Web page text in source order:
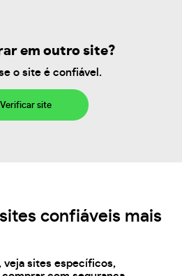
em outro site?
o site é confiável.
Verificar site
confiáveis mais
veja sites específicos,